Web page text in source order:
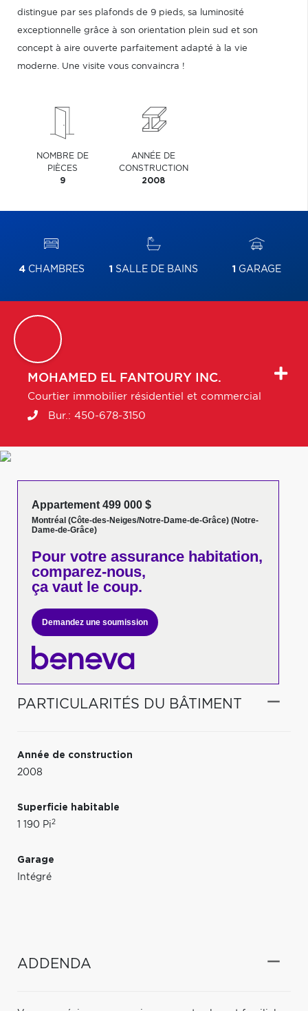
distingue par ses plafonds de 9 pieds, sa luminosité
exceptionnelle grâce à son orientation plein sud et son
concept à aire ouverte parfaitement adapté à la vie
moderne. Une visite vous convaincra !
NOMBRE DE
PIÈCES
9
ANNÉE DE
CONSTRUCTION
2008
4CHAMBRES 1 SALLE DE BAINS 1 GARAGE
MOHAMED EL FANTOURY INC.
Courtier immobilier résidentiel et commercial
Bur.: 450-678-3150
Appartement 499 000 $
Montréal (Côte-des-Neiges/Notre-Dame-de-Grâce) (Notre-
Dame-de-Grâce)
Pour votre assurance habitation,
comparez-nous,
ça vaut le coup.
Demandez une soumission
PARTICULARITÉS DU BÂTIMENT
Année de construction
2008
Superficie habitable
1 190 Pi2
Garage
Intégré
ADDENDA